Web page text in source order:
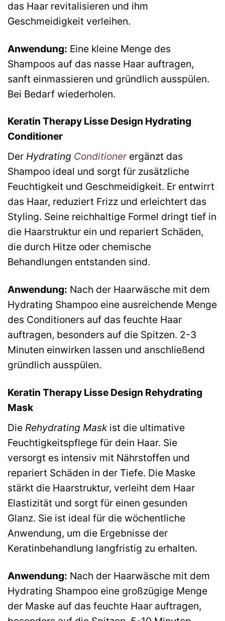
das Haar revitalisieren und ihm
Geschmeidigkeit verleihen.
Anwendung: Eine kleine Menge des
Shampoos auf das nasse Haar auftragen,
sanft einmassieren und gründlich ausspülen.
Bei Bedarf wiederholen.
Keratin Therapy Lisse Design Hydrating
Conditioner
Der Hydrating Conditionerergänzt das
Shampoo ideal und sorgt für zusätzliche
Feuchtigkeit und Geschmeidigkeit. Er entwirrt
das Haar, reduziert Frizz und erleichtert das
Styling. Seine reichhaltige Formel dringt tief in
die Haarstruktur ein und repariert Schäden,
die durch Hitze oder chemische
Behandlungen entstanden sind.
Anwendung: Nach der Haarwäsche mit dem
Hydrating Shampoo eine ausreichende Menge
des Conditioners auf das feuchte Haar
auftragen, besonders auf die Spitzen. 2-3
Minuten einwirken lassen und anschließend
gründlich ausspülen.
Keratin Therapy Lisse Design Rehydrating
Mask
Die Rehydrating Maskist die ultimative
Feuchtigkeitspflege für dein Haar. Sie
versorgt es intensiv mit Nährstoffen und
repariert Schäden in der Tiefe. Die Maske
stärkt die Haarstruktur, verleiht dem Haar
Elastizität und sorgt für einen gesunden
Glanz. Sie ist ideal für die wöchentliche
Anwendung, um die Ergebnisse der
Keratinbehandlung langfristig zu erhalten.
Anwendung: Nach der Haarwäsche mit dem
Hydrating Shampoo eine großzügige Menge
der Maske auf das feuchte Haar auftragen,